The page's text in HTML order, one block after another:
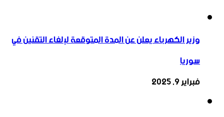
وزير الكهرباء يعلن عن المدة المتوقعة لإلغاء التقنين في
سوريا
فبراير 9, 2025